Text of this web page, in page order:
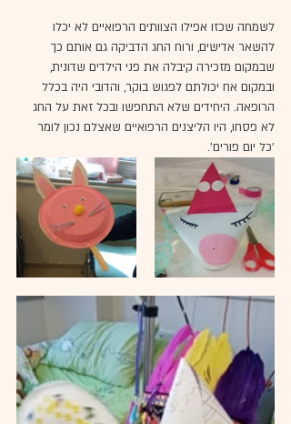
לשמחה שכזו אפילו הצוותים הרפואיים לא יכלו
להשאר אדישים, ורוח החג הדביקה גם אותם כך
שבמקום מזכירה קיבלה את פני הילדים שדונית,
ובמקום אח יכולתם לפגוש בוקר, והדובי היה בכלל
הרופאה. היחידים שלא התחפשו ובכל זאת על החג
לא פסחו, היו הליצנים הרפואיים שאצלם נכון לומר
'כל יום פורים'.